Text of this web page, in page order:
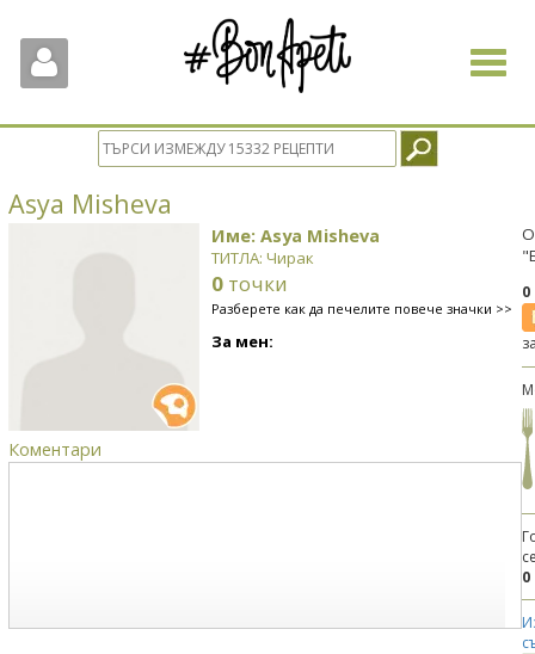
Toggle
Asya Misheva
Име: Asya Misheva
ТИТЛА: Чирак
0 точки
Разберете как да печелите повече значки >>
За мен:
Коментари
0